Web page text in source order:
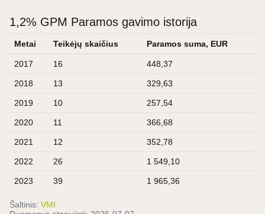
1,2% GPM Paramos gavimo istorija
Metai Teikėjų skaičius Paramos suma, EUR
2017 16 448,37
2018 13 329,63
2019 10 257,54
2020 11 366,68
2021 12 352,78
2022 26 1 549,10
2023 39 1 965,36
Šaltinis: VMI